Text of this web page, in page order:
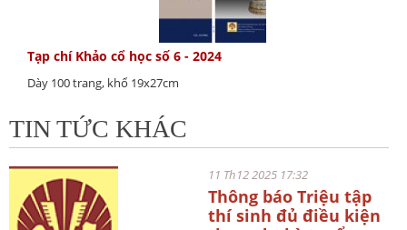
Tạp chí Khảo cổ học số 6 - 2024
Dày 100 trang, khổ 19x27cm
TIN TỨC KHÁC
11 Th12 2025 17:32
Thông báo Triệu tập
thí sinh đủ điều kiện